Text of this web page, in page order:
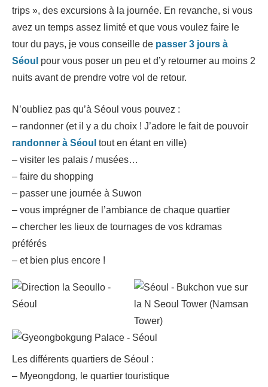
trips », des excursions à la journée. En revanche, si vous
avez un temps assez limité et que vous voulez faire le
tour du pays, je vous conseille de passer 3 jours à
Séoul pour vous poser un peu et d’y retourner au moins 2
nuits avant de prendre votre vol de retour.
N’oubliez pas qu’à Séoul vous pouvez :
– randonner (et il y a du choix ! J’adore le fait de pouvoir
randonner à Séoul tout en étant en ville)
– visiter les palais / musées…
– faire du shopping
– passer une journée à Suwon
– vous imprégner de l’ambiance de chaque quartier
– chercher les lieux de tournages de vos kdramas
préférés
– et bien plus encore !
Les différents quartiers de Séoul :
– Myeongdong, le quartier touristique